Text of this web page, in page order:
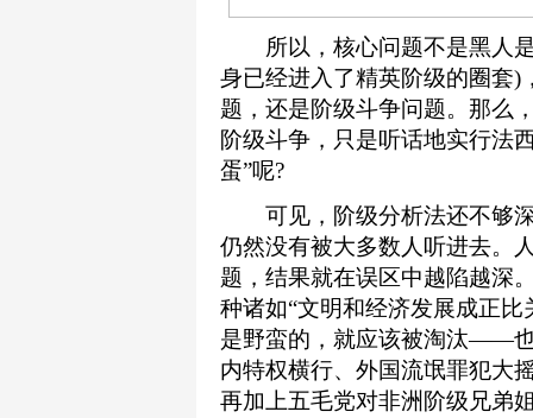
所以，核心问题不是黑人是
身已经进入了精英阶级的圈套)
题，还是阶级斗争问题。那么
阶级斗争，只是听话地实行法
蛋”呢?
可见，阶级分析法还不够深
仍然没有被大多数人听进去。
题，结果就在误区中越陷越深
种诸如“文明和经济发展成正
是野蛮的，就应该被淘汰——
内特权横行、外国流氓罪犯大
再加上五毛党对非洲阶级兄弟